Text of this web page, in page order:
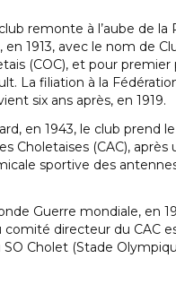
remonte à l’aube de la
1913, avec le nom de
(COC), et pour premier
La filiation à la
six ans après, en 1919.
en 1943, le club prend
Choletaises (CAC), après
sportive des
Guerre mondiale, en
directeur du CAC
Cholet (Stade